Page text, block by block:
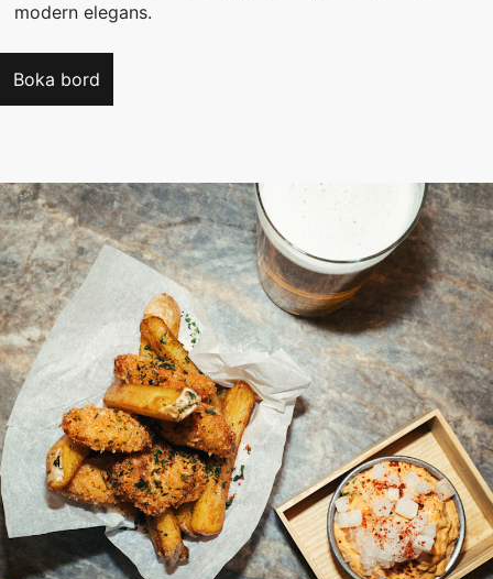
modern elegans.
Boka bord